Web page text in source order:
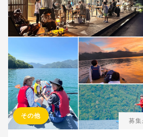
その他
募